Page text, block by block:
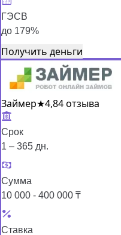
ГЭСВ
до 179%
Получить деньги
Займер★4,84 отзыва
Срок
1 – 365 дн.
Сумма
10 000 - 400 000 ₸
Ставка